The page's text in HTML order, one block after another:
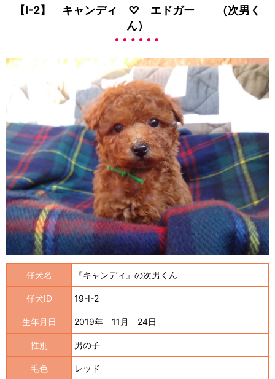
【I-2】 キャンディ ♡ エドガー （次男く
ん）
仔犬名 『キャンディ』の次男くん
仔犬ID 19-I-2
生年月日 2019年 11月 24日
性別 男の子
毛色 レッド